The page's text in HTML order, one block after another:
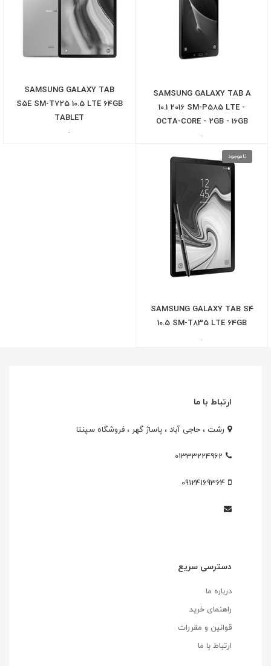
SAMSUNG GALAXY TAB A
10.1 2016 SM-P585 LTE -
OCTA-CORE - 2GB - 16GB
-
SAMSUNG GALAXY TAB
S5E SM-T725 10.5 LTE 64GB
TABLET
-
ناموجود
SAMSUNG GALAXY TAB S4
10.5 SM-T835 LTE 64GB
-
ارتباط با ما
رشت ، حاجی آباد ، پاساژ گهر ، فروشگاه سپنتا
01333224962
09124169364
دسترسی سریع
درباره ما
راهنمای خرید
قوانین و مقررات
ارتباط با ما